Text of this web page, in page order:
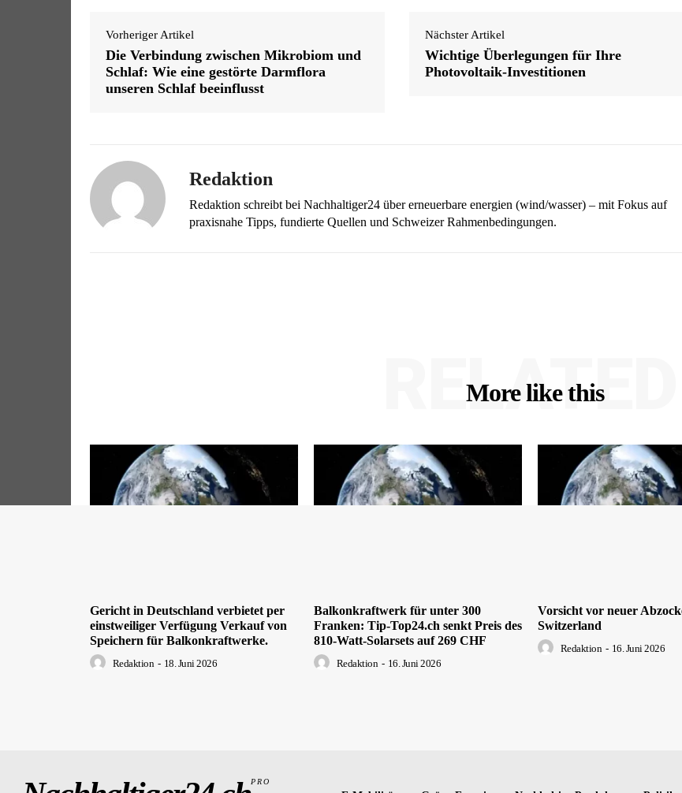
Vorheriger Artikel
Die Verbindung zwischen Mikrobiom und
Schlaf: Wie eine gestörte Darmflora
unseren Schlaf beeinflusst
Nächster Artikel
Wichtige Überlegungen für Ihre
Photovoltaik-Investitionen
Redaktion
Redaktion schreibt bei Nachhaltiger24 über erneuerbare energien (wind/wasser) – mit Fokus auf
praxisnahe Tipps, fundierte Quellen und Schweizer Rahmenbedingungen.
More like this
RELATED
Gericht in Deutschland verbietet per
einstweiliger Verfügung Verkauf von
Speichern für Balkonkraftwerke.
Redaktion - 18. Juni 2026
Balkonkraftwerk für unter 300
Franken: Tip-Top24.ch senkt Preis des
810-Watt-Solarsets auf 269 CHF
Redaktion - 16. Juni 2026
Vorsicht vor neuer
Switzerland
Redaktion - 16. Juni 2026
PRO